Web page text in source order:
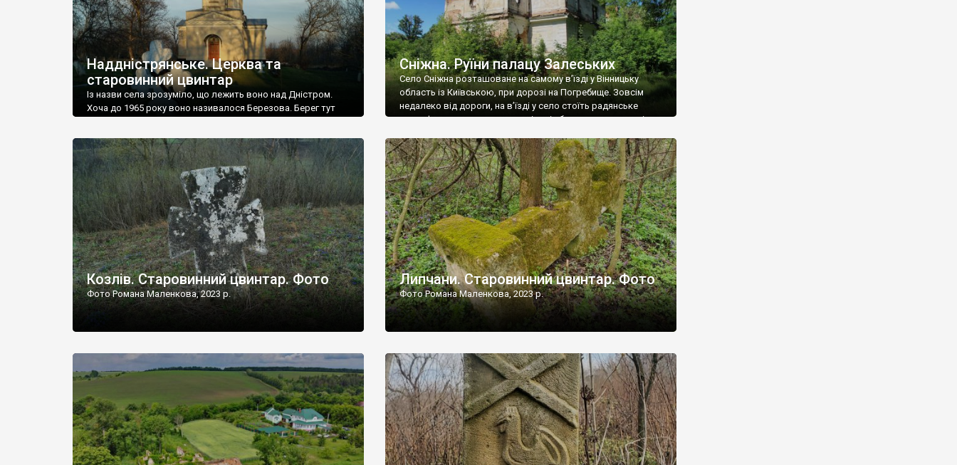
Наддністрянське. Церква та
старовинний цвинтар
Із назви села зрозуміло, що лежить воно над Дністром.
Хоча до 1965 року воно називалося Березова. Берег тут
Наддністрянське відрізняється від більшості навколишніх
сіл. У селі є мурована Михайлівська церква. Точної дати […]
Сніжна. Руїни палацу Залеських
Село Сніжна розташоване на самому в’їзді у Вінницьку
область із Київською, при дорозі на Погребище. Зовсім
недалеко від дороги, на в’їзді у село стоїть радянське
рельєфне пано, яке показує жінку і яблуню, а трохи далі,
дороги їх не видно, але видно дві стареньких колії у траві –
[…]
Козлів. Старовинний цвинтар. Фото
Фото Романа Маленкова, 2023 р.
Липчани. Старовинний цвинтар. Фото
Фото Романа Маленкова, 2023 р.